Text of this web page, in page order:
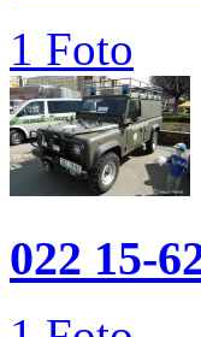
1 Foto
022 15-